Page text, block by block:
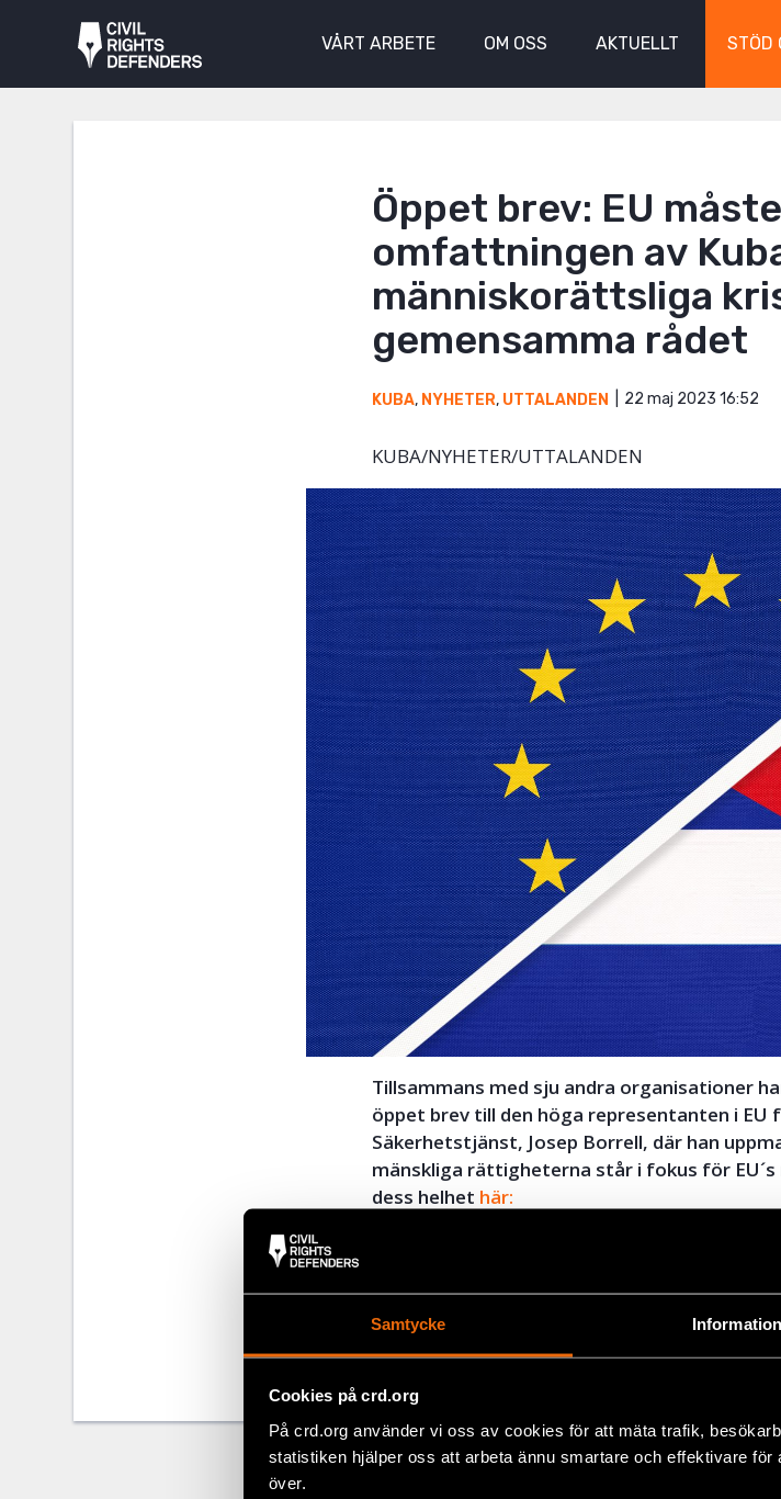
Samtycke Information
Cookies på crd.org
På crd.org använder vi oss av cookies för att mäta trafik,
statistiken hjälper oss att arbeta ännu smartare och effektivare
över.
VÅRT ARBETE OM OSS AKTUELLT STÖD
Öppet brev: EU
omfattningen av
människorättsliga
gemensamma rådet
KUBA, NYHETER, UTTALANDEN 22 maj 2023 16:52
KUBA/NYHETER/UTTALANDEN
Tillsammans med sju andra organisationer
öppet brev till den höga representanten i EU
Säkerhetstjänst, Josep Borrell, där han
mänskliga rättigheterna står i fokus för
dess helhet här:
Facebook
Twitter
Mail
TaggarAktuellt